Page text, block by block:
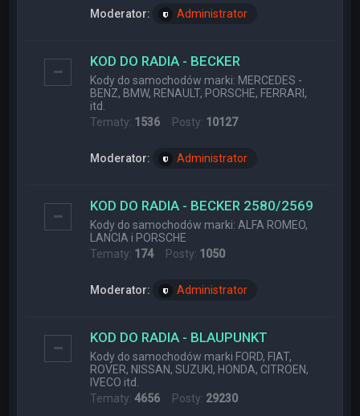
Moderator: Administrator
KOD DO RADIA - BECKER
Kody do samochodów marki: MERCEDES -
BENZ, BMW, RENAULT, PORSCHE, FERRARI,
itd.
Tematy: 1536 Posty: 10127
Moderator: Administrator
KOD DO RADIA - BECKER 2580/2569
Kody do samochodów marki: ALFA ROMEO,
LANCIA i PORSCHE
Tematy: 174Posty: 1050
Moderator: Administrator
KOD DO RADIA - BLAUPUNKT
Kody do samochodów marki FORD, FIAT,
ROVER, NISSAN, SUZUKI, HONDA, CITROEN,
IVECO itd.
Tematy:4656 Posty: 29230